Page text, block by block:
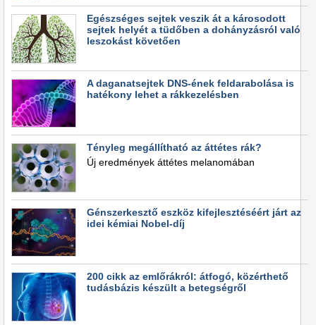
Egészséges sejtek veszik át a károsodott
sejtek helyét a tüdőben a dohányzásról való
leszokást követően
A daganatsejtek DNS-ének feldarabolása is
hatékony lehet a rákkezelésben
Tényleg megállítható az áttétes rák?
Új eredmények áttétes melanomában
Génszerkesztő eszköz kifejlesztéséért járt az
idei kémiai Nobel-díj
200 cikk az emlőrákról: átfogó, közérthető
tudásbázis készült a betegségről